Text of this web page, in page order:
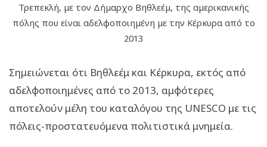
Τρεπεκλή, με τον Δήμαρχο Βηθλεέμ, της αμερικανικής
πόλης που είναι αδελφοποιημένη με την Κέρκυρα από το
2013
Σημειώνεται ότι Βηθλεέμ και Κέρκυρα, εκτός από
αδελφοποιημένες από το 2013, αμφότερες
αποτελούν μέλη του καταλόγου της UNESCO με τις
πόλεις-προστατευόμενα πολιτιστικά μνημεία.